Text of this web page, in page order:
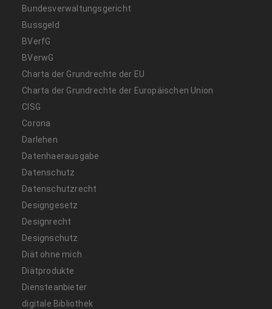
Bundesverwaltungsgericht
Bussgeld
BVerfG
BVerwG
Charta der Grundrechte der EU
Charta der Grundrechte der Europäischen Union
CISG
Corona
Darlehen
Datenhaerausgabe
Datenschutz
Datenschutzrecht
Designgesetz
Designrecht
Designschutz
Diät ohne mich
Diätprodukte
Diensteanbieter
digitale Bibliothek